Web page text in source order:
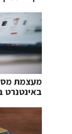
מעצמת
באינטנרט ב-20 מיליארד שקל